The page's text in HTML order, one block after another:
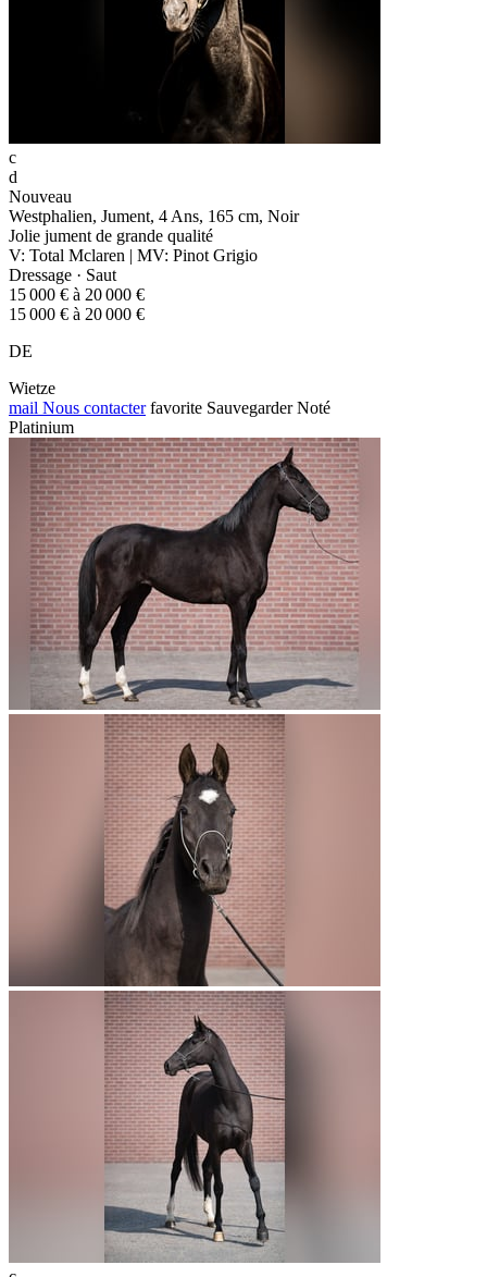
c
d
Nouveau
Westphalien, Jument, 4 Ans, 165 cm, Noir
Jolie jument de grande qualité
V: Total Mclaren | MV: Pinot Grigio
Dressage · Saut
15 000 € à 20 000 €
15 000 € à 20 000 €
DE
Wietze
mail Nous contacter favorite Sauvegarder Noté
Platinium